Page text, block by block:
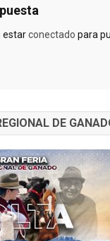
estarconectado para
DE